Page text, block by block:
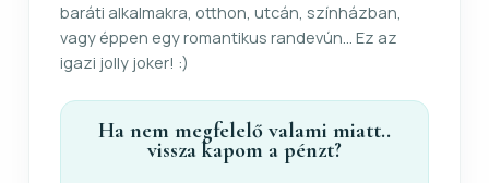
baráti alkalmakra, otthon, utcán, színházban,
vagy éppen egy romantikus randevún... Ez az
igazi jolly joker! :)
Ha nem megfelelő valami miatt..
vissza kapom a pénzt?